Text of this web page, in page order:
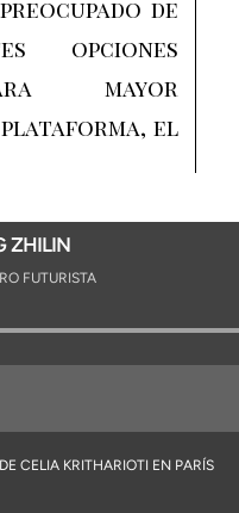
de
opciones
mayor
plataforma, el